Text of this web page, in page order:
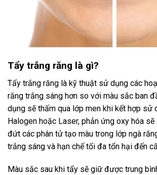
Tẩy trắng răng là gì?
Tẩy trắng răng là kỹ thuật sử dụng các
răng trắng sáng hơn so với màu sắc ban
dụng sẽ thấm qua lớp men khi kết hợp sử
Halogen hoặc Laser, phản ứng oxy hóa
đứt các phân tử tạo màu trong lớp ngà
trắng sáng và hạn chế tối đa tổn hại đến
Màu sắc sau khi tẩy sẽ giữ được trung